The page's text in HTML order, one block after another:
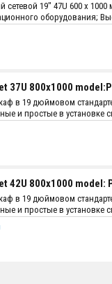
сетевой 19" 47U 600 х
оборудования;
(опоры), 300
37U 800x1000
в 19 дюймовом
и простые в
профиль - 2 мм,
+ 3 полка + 4 ролика;
42U 800x1000 model:
в 19 дюймовом
и простые в
профиль - 2 мм,
+ 3 полка + 4 ролика;